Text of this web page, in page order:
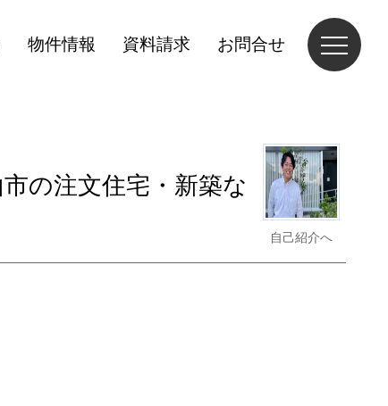
物件情報 資料請求 お問合せ
自己紹介へ
の注文住宅・新築な